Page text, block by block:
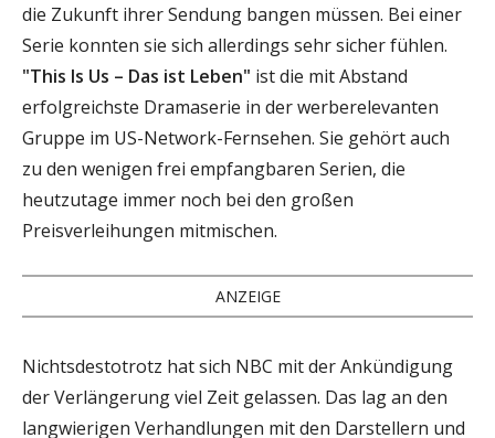
die Zukunft ihrer Sendung bangen müssen. Bei einer
Serie konnten sie sich allerdings sehr sicher fühlen.
"This Is Us – Das ist Leben" ist die mit Abstand
erfolgreichste Dramaserie in der werberelevanten
Gruppe im US-Network-Fernsehen. Sie gehört auch
zu den wenigen frei empfangbaren Serien, die
heutzutage immer noch bei den großen
Preisverleihungen mitmischen.
ANZEIGE
Nichtsdestotrotz hat sich NBC mit der Ankündigung
der Verlängerung viel Zeit gelassen. Das lag an den
langwierigen Verhandlungen mit den Darstellern und